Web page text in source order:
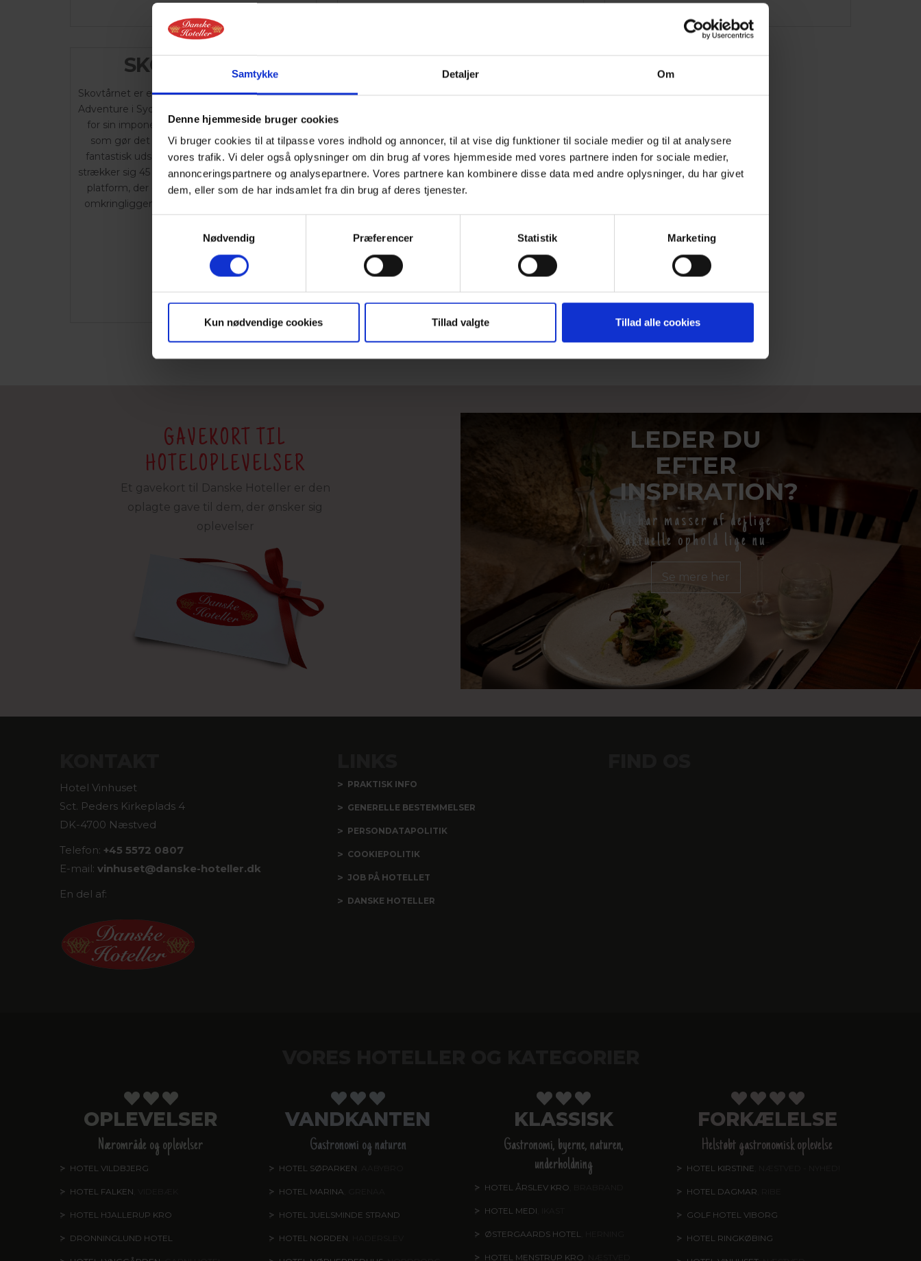
Samtykke Detaljer Om
Denne hjemmeside bruger cookies
Vi bruger cookies til at tilpasse vores indhold og annoncer, til at vise dig funktioner til sociale medier og til at analysere
vores trafik. Vi deler også oplysninger om din brug af vores hjemmeside med vores partnere inden for sociale medier,
annonceringspartnere og analysepartnere. Vores partnere kan kombinere disse data med andre oplysninger, du har givet
dem, eller som de har indsamlet fra din brug af deres tjenester.
Nødvendig
Præferencer Statistik Marketing
Kun nødvendige cookies Tillad valgte Tillad alle cookies
SKOVTÅRNET
Skovtårnet er en udsigtstårn beliggende i Camp
Adventure i Sydsjælland, Danmark. Det er kendt
for sin imponerende højde og unikke design,
som gør det muligt for besøgende at få en
fantastisk udsigt over skovlandskabet. Tårnet
strækker sig 45 meter op i luften og byder på en
platform, der giver panoramaudsigt over det
omkringliggende område, herunder skove og
UDE EFTER MERE?
Hvad skal man se og opleve omkring Næstved?
Lige fra større seværdigheder, fantastiske
madoplevelser og sjove aktiviteter til dig, som
elsker at bevæge dig.
De mange muligheder er blot en kort tur fra
Hotel Vinhuset!
GAVEKORT TIL
HOTELOPLEVELSER
Et gavekort til Danske Hoteller er den
oplagte gave til dem, der ønsker sig
oplevelser
LEDER DU
EFTER
INSPIRATION?
Vi har masser af dejlige
aktuelle ophold lige nu
Se mere her
Hotel Vinhuset
Sct. Peders Kirkeplads 4
DK-4700 Næstved
Telefon: +45 5572 0807
E-mail: vinhuset@danske-hoteller.dk
En del af:
PRAKTISK INFO
GENERELLE BESTEMMELSER
PERSONDATAPOLITIK
COOKIEPOLITIK
JOB PÅ HOTELLET
DANSKE HOTELLER
OPLEVELSER
Nærområde og oplevelser
HOTEL VILDBJERG
HOTEL FALKEN
HOTEL HJALLERUP KRO
DRONNINGLUND HOTEL
VANDKANTEN
Gastronomi og naturen
HOTEL SØPARKEN
HOTEL MARINA
HOTEL JUELSMINDE STRAND
HOTEL NORDEN
KLASSISK
Gastronomi, byerne, naturen,
underholdning
HOTEL ÅRSLEV KRO
HOTEL MEDI
ØSTERGAARDS HOTEL
HOTEL MENSTRUP KRO
FORKÆLELSE
Helstøbt gastronomisk oplevelse
HOTEL KIRSTINE
HOTEL DAGMAR
GOLF HOTEL VIBORG
HOTEL RINGKØBING